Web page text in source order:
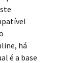
há
é a base